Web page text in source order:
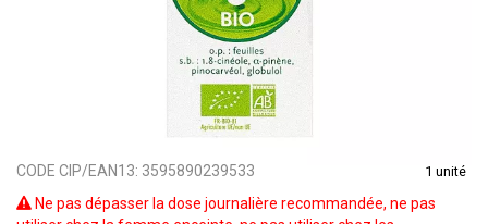
CODE CIP/EAN13: 3595890239533 1 unité
Ne pas dépasser la dose journalière recommandée, ne pas